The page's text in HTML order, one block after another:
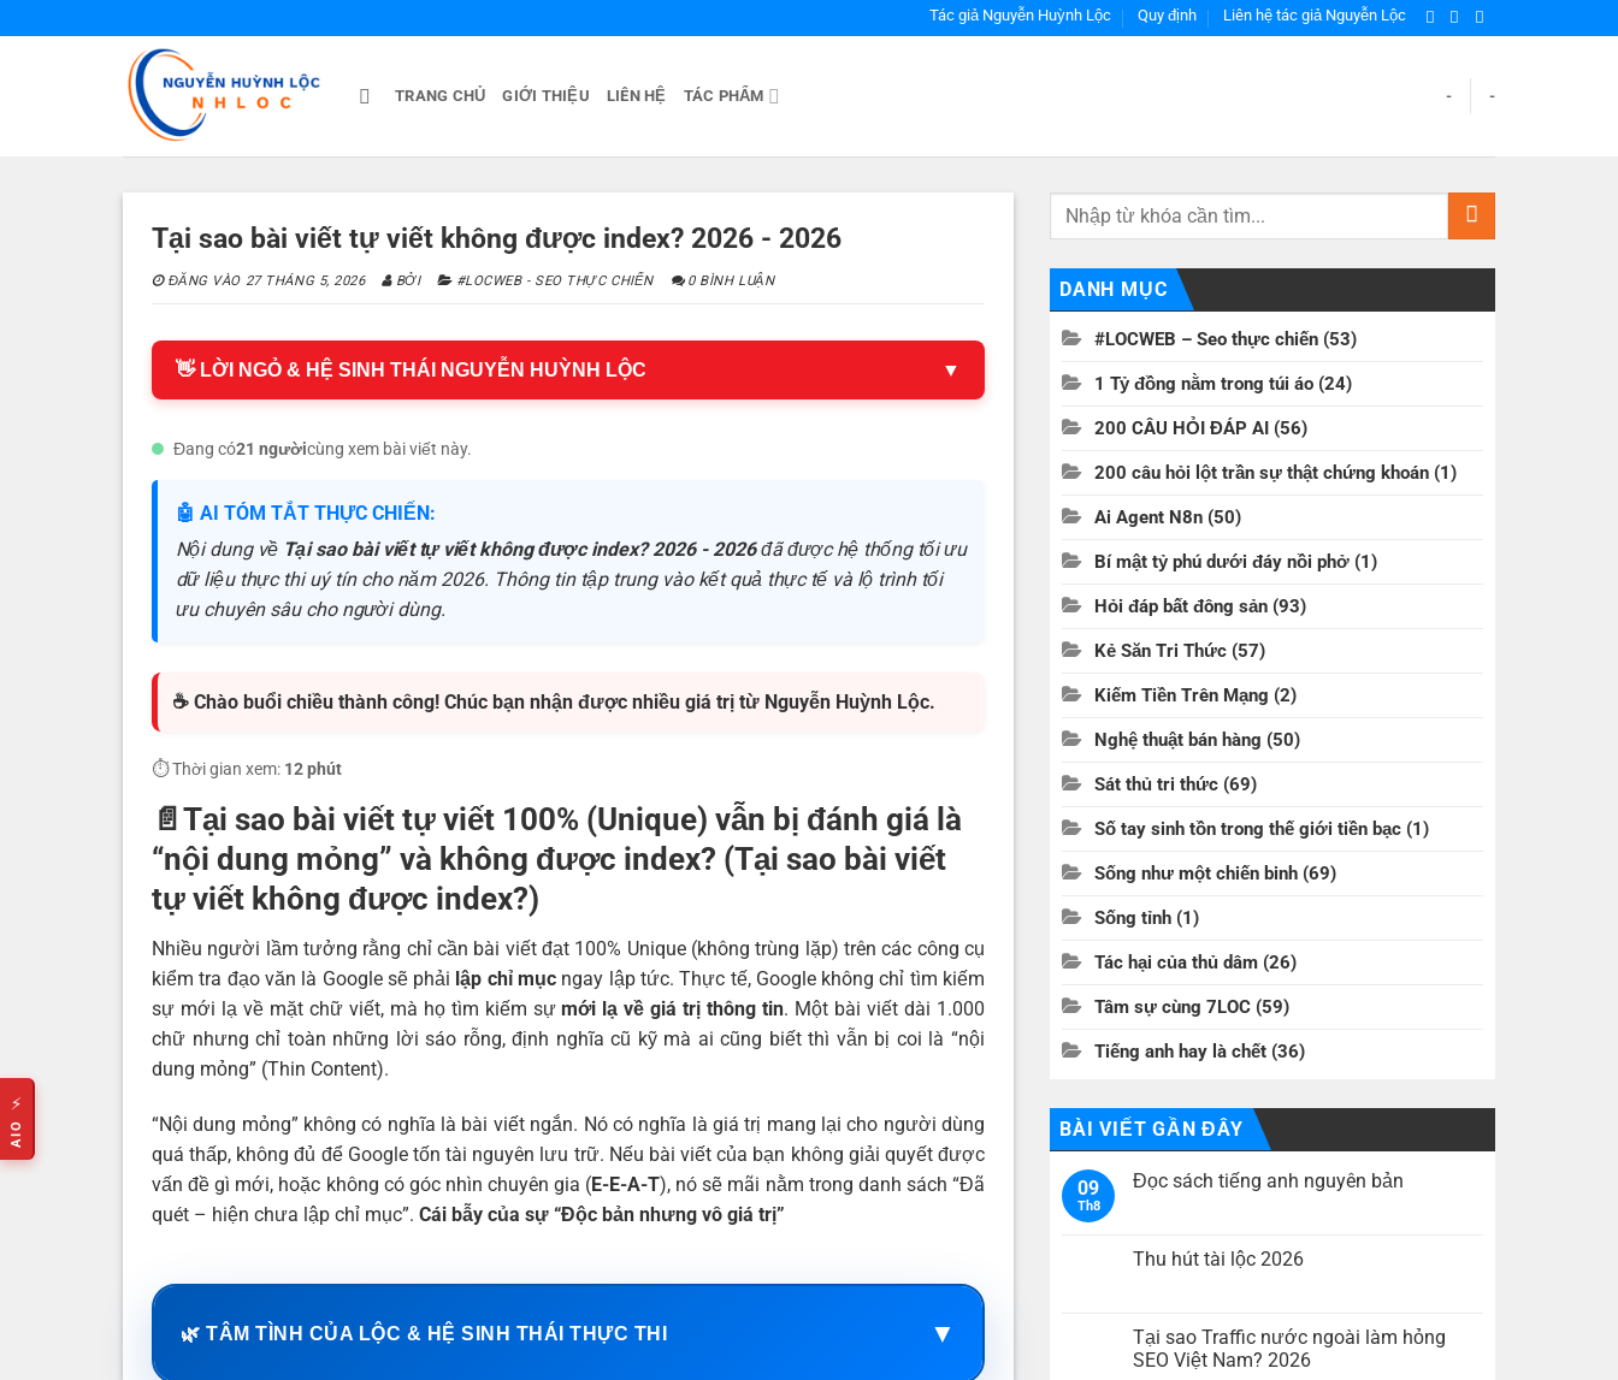
Tác giả Nguyễn Huỳnh Lộc Quy định Liên hệ tác giả Nguyễn Lộc
TRANG CHỦ GIỚI THIỆU LIÊN HỆ TÁC PHẨM - -
Tại sao bài viết tự viết không được index? 2026 - 2026
ĐĂNG VÀO 27 THÁNG 5, 2026 BỞI #LOCWEB - SEO THỰC CHIẾN 0 BÌNH LUẬN
👋 LỜI NGỎ & HỆ SINH THÁI NGUYỄN HUỲNH LỘC ▼
Đang có21 ngườicùng xem bài viết này.
🤖 AI TÓM TẮT THỰC CHIẾN:
Nội dung về Tại sao bài viết tự viết không được index? 2026 - 2026đã được hệ thống tối ưu
dữ liệu thực thi uý tín cho năm 2026. Thông tin tập trung vào kết quả thực tế và lộ trình tối
ưu chuyên sâu cho người dùng.
☕ Chào buổi chiều thành công! Chúc bạn nhận được nhiều giá trị từ Nguyễn Huỳnh Lộc.
⏱️ Thời gian xem: 12 phút
📄Tại sao bài viết tự viết 100% (Unique) vẫn bị đánh giá là
“nội dung mỏng” và không được index? (Tại sao bài viết
tự viết không được index?)
Nhiều người lầm tưởng rằng chỉ cần bài viết đạt 100% Unique (không trùng lặp) trên các công cụ
kiểm tra đạo văn là Google sẽ phải lập chỉ mục ngay lập tức. Thực tế, Google không chỉ tìm kiếm
sự mới lạ về mặt chữ viết, mà họ tìm kiếm sựmới lạ về giá trị thông tin. Một bài viết dài 1.000
chữ nhưng chỉ toàn những lời sáo rỗng, định nghĩa cũ kỹ mà ai cũng biết thì vẫn bị coi là “nội
dung mỏng” (Thin Content).
“Nội dung mỏng” không có nghĩa là bài viết ngắn. Nó có nghĩa là giá trị mang lại cho người dùng
quá thấp, không đủ để Google tốn tài nguyên lưu trữ. Nếu bài viết của bạn không giải quyết được
vấn đề gì mới, hoặc không có góc nhìn chuyên gia (E-E-A-T), nó sẽ mãi nằm trong danh sách “Đã
quét – hiện chưa lập chỉ mục”. Cái bẫy của sự “Độc bản nhưng vô giá trị”
🌿 TÂM TÌNH CỦA LỘC & HỆ SINH THÁI THỰC THI ▼
DANH MỤC
#LOCWEB – Seo thực chiến (53)
1 Tỷ đồng nằm trong túi áo (24)
200 CÂU HỎI ĐÁP AI (56)
200 câu hỏi lột trần sự thật chứng khoán (1)
Ai Agent N8n (50)
Bí mật tỷ phú dưới đáy nồi phở (1)
Hỏi đáp bất đông sản (93)
Kẻ Săn Tri Thức (57)
Kiếm Tiền Trên Mạng (2)
Nghệ thuật bán hàng (50)
Sát thủ tri thức (69)
Số tay sinh tồn trong thế giới tiền bạc (1)
Sống như một chiến binh (69)
Sống tỉnh (1)
Tác hại của thủ dâm (26)
Tâm sự cùng 7LOC (59)
Tiếng anh hay là chết (36)
BÀI VIẾT GẦN ĐÂY
09
Th8
Đọc sách tiếng anh nguyên bản
luận
ở
anh
nguyên
bản
Thu hút tài lộc 2026
luận
ở
Thu
Tại sao Traffic nước ngoài làm hỏng
SEO Việt Nam? 2026
⚡
AIO